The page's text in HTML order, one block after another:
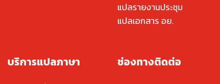
แปลรายงานประชุม
แปลเอกสาร อย.
บริการแปลภาษา ช่องทางติดต่อ